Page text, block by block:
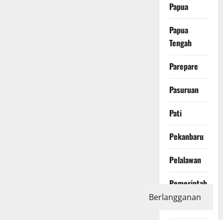
Papua
Papua
Tengah
Parepare
Pasuruan
Pati
Pekanbaru
Pelalawan
Pemerintah
Berlangganan